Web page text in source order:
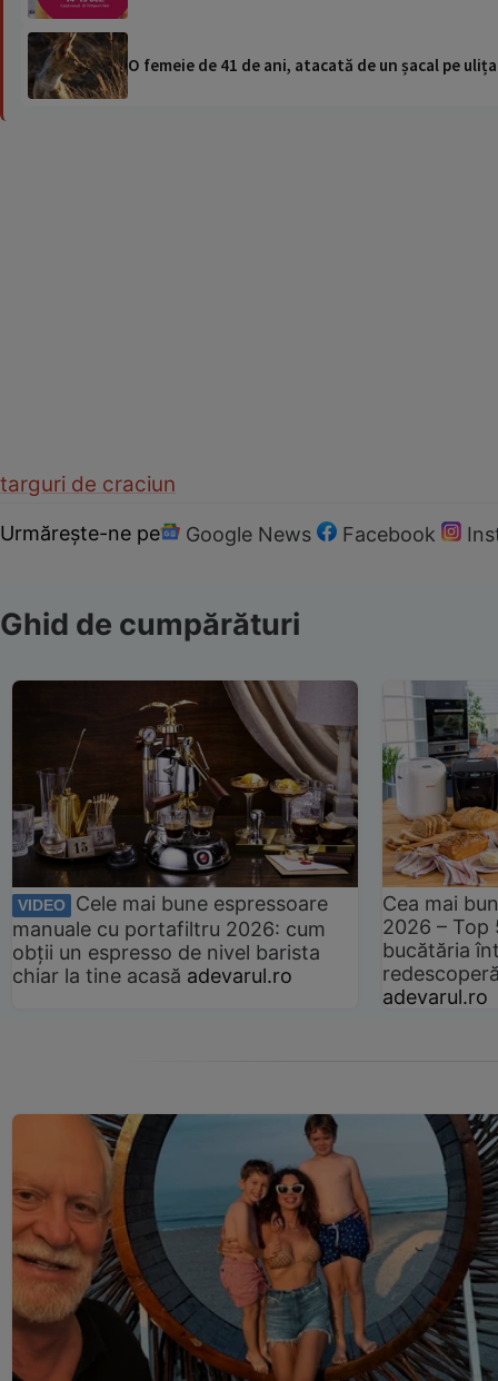
O femeie de 41 de ani, atacată de un șacal pe
targuri de craciun
Urmărește-ne pe Google News Facebook
Ghid de cumpărături
VIDEO
Cele mai bune espressoare
manuale cu portafiltru 2026: cum
obții un espresso de nivel barista
chiar la tine acasă adevarul.ro
Cea mai
2026 –
bucătăria
adevarul.ro